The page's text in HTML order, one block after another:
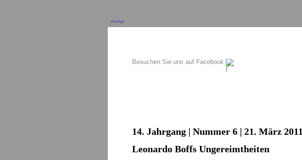
Anzeige
Besuchen Sie uns auf Facebook
14. Jahrgang | Nummer 6 | 21. März 2011
Leonardo Boffs Ungereimtheiten